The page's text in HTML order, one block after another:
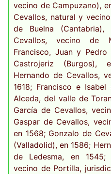
vecino de Campuzano),
Cevallos, natural y
de Buelna
Cevallos, vecino de
Francisco, Juan y
Castrojeriz (Burgos),
Hernando de Cevallos,
1618; Francisco e
Alceda, del valle de
García de Cevallos,
Gaspar de Cevallos,
en 1568; Gonzalo de
(Valladolid), en 1586;
de Ledesma, en 1545;
vecino de Portilla,